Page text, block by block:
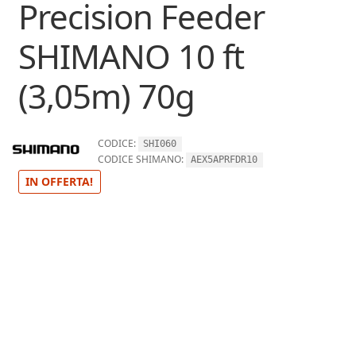
Precision Feeder
SHIMANO 10 ft
(3,05m) 70g
CODICE: SHI060
CODICE SHIMANO: AEX5APRFDR10
IN OFFERTA!